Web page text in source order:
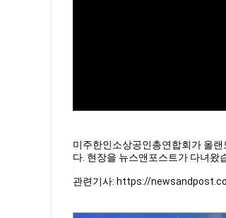
미주한인소상공인총연합회가 올
다. 현장을 뉴스앤포스트가 다녀왔
관련기사: https://